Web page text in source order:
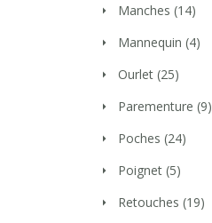
Manches (14)
Mannequin (4)
Ourlet (25)
Parementure (9)
Poches (24)
Poignet (5)
Retouches (19)